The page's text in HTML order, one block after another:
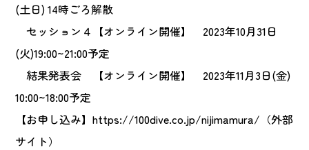
(土日) 14時ごろ解散
セッション４【オンライン開催】 2023年10月31日
(火)19:00~21:00予定
結果発表会 【オンライン開催】 2023年11月3日(金)
10:00~18:00予定
【お申し込み】https://100dive.co.jp/nijimamura/ （外部
サイト）